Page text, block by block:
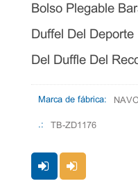
Bolso Plegable
Duffel Del
Del Duffle Del
Marca de fábrica:
.: TB-ZD1176